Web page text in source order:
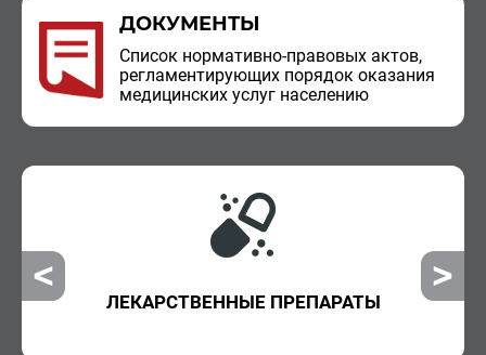
ДОКУМЕНТЫ
Спи­сок нор­ма­тив­но-пра­во­вых актов,
ре­гла­мен­ти­ру­ю­щих по­ря­док ока­за­ния
ме­ди­цин­ских услуг на­се­ле­нию
ЛЕКАРСТВЕННЫЕ ПРЕПАРАТЫ